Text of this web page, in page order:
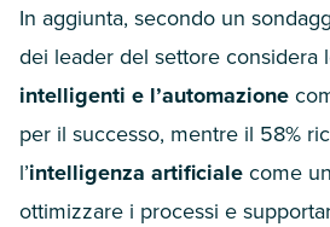
In aggiunta, secondo un
dei leader del settore considera
intelligenti e l’automazione
per il successo, mentre il 58%
l’intelligenza artificiale come
ottimizzare i processi e